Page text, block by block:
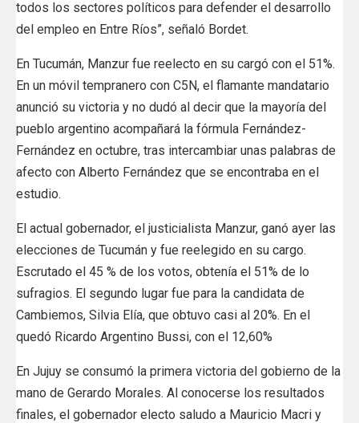
todos los sectores políticos para defender el desarrollo
del empleo en Entre Ríos”, señaló Bordet.
En Tucumán, Manzur fue reelecto en su cargó con el 51%.
En un móvil tempranero con C5N, el flamante mandatario
anunció su victoria y no dudó al decir que la mayoría del
pueblo argentino acompañará la fórmula Fernández-
Fernández en octubre, tras intercambiar unas palabras de
afecto con Alberto Fernández que se encontraba en el
estudio.
El actual gobernador, el justicialista Manzur, ganó ayer las
elecciones de Tucumán y fue reelegido en su cargo.
Escrutado el 45 % de los votos, obtenía el 51% de lo
sufragios. El segundo lugar fue para la candidata de
Cambiemos, Silvia Elía, que obtuvo casi al 20%. En el
quedó Ricardo Argentino Bussi, con el 12,60%
En Jujuy se consumó la primera victoria del gobierno de la
mano de Gerardo Morales. Al conocerse los resultados
finales, el gobernador electo saludo a Mauricio Macri y